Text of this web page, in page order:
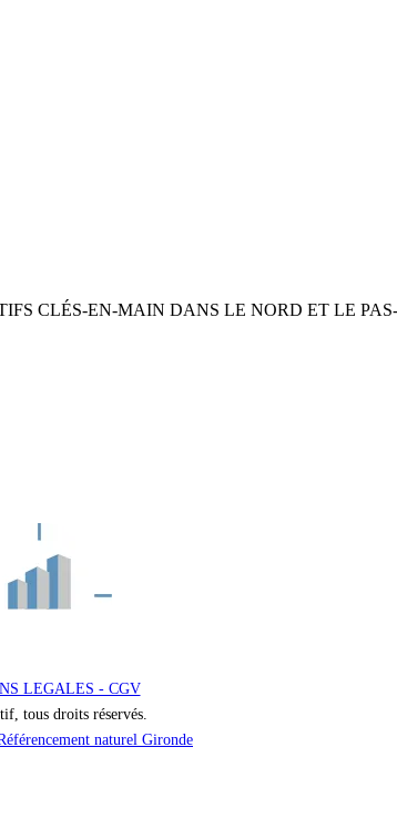
CLÉS-EN-MAIN DANS LE NORD ET LE PAS-
LEGALES - CGV
tous droits réservés.
naturel Gironde